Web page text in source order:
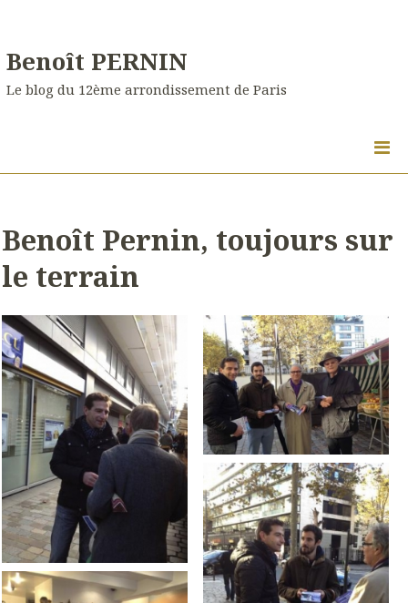
Benoît PERNIN
Le blog du 12ème arrondissement de Paris
Benoît Pernin, toujours sur
le terrain